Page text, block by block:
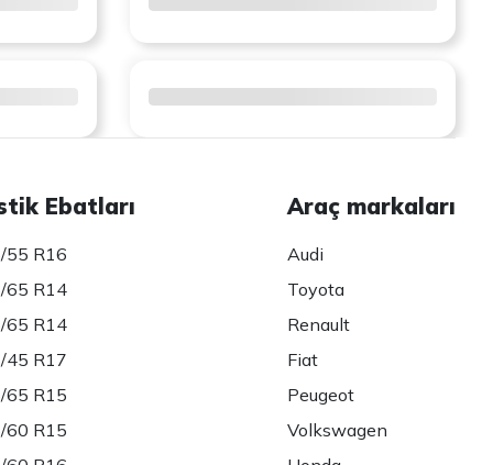
Ebatları
55 R16
65 R14
65 R14
45 R17
65 R15
60 R15
Araç markaları
Audi
Toyota
Renault
Fiat
Peugeot
Volkswagen